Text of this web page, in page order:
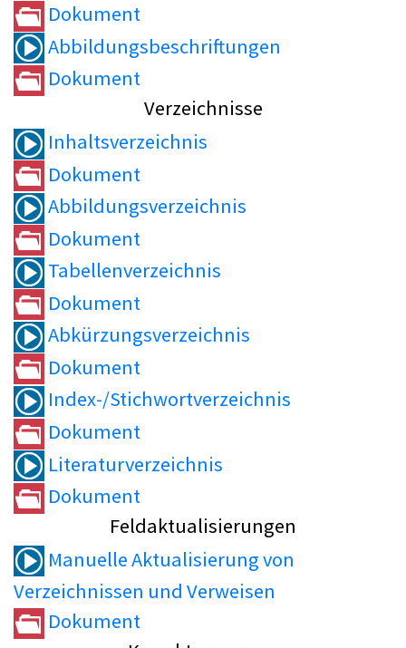
Dokument
Abbildungsbeschriftungen
Dokument
Verzeichnisse
Inhaltsverzeichnis
Dokument
Abbildungsverzeichnis
Dokument
Tabellenverzeichnis
Dokument
Abkürzungsverzeichnis
Dokument
Index-/Stichwortverzeichnis
Dokument
Literaturverzeichnis
Dokument
Feldaktualisierungen
Manuelle Aktualisierung von
Verzeichnissen und Verweisen
Dokument